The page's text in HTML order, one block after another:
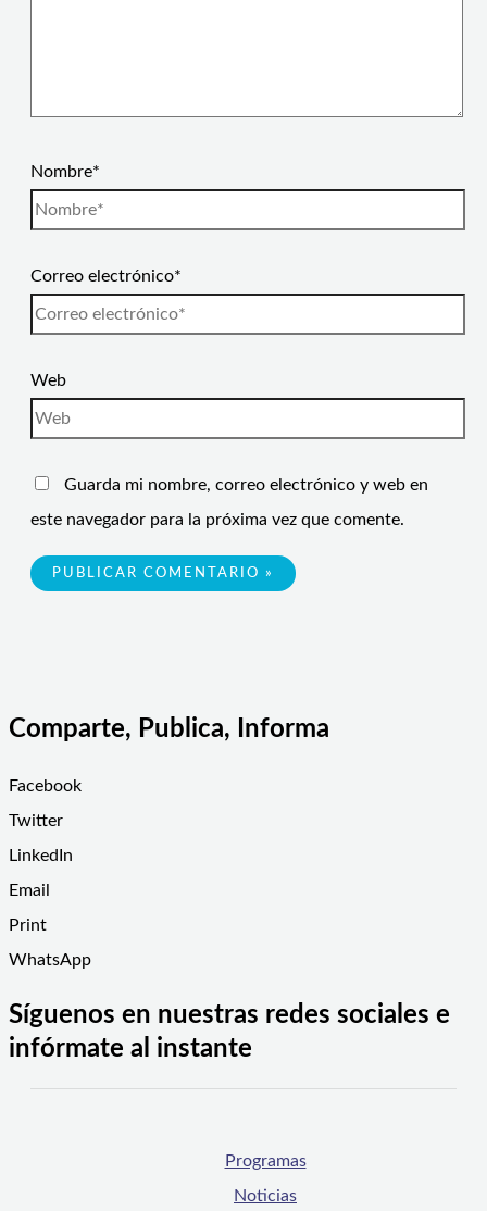
Nombre*
Correo electrónico*
Web
Guarda mi nombre, correo electrónico y web en
este navegador para la próxima vez que comente.
Comparte, Publica, Informa
Facebook
Twitter
LinkedIn
Email
Print
WhatsApp
Síguenos en nuestras redes sociales e
infórmate al instante
Programas
Noticias